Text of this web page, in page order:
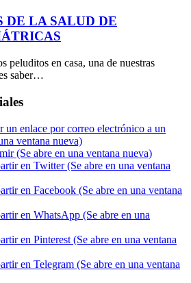
DE LA SALUD DE
peluditos en casa, una de nuestras
saber…
un enlace por correo electrónico a un
ventana nueva)
(Se abre en una ventana nueva)
en Twitter (Se abre en una ventana
en Facebook (Se abre en una ventana
en WhatsApp (Se abre en una
en Pinterest (Se abre en una ventana
en Telegram (Se abre en una ventana